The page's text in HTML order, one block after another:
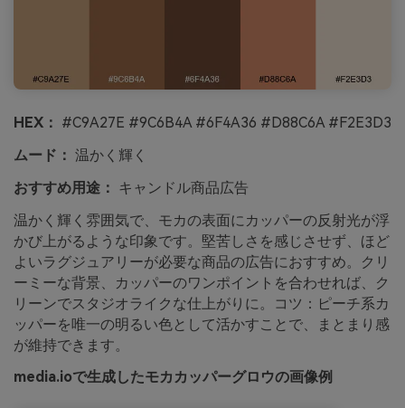
HEX： #C9A27E #9C6B4A #6F4A36 #D88C6A #F2E3D3
ムード： 温かく輝く
おすすめ用途： キャンドル商品広告
温かく輝く雰囲気で、モカの表面にカッパーの反射光が浮
かび上がるような印象です。堅苦しさを感じさせず、ほど
よいラグジュアリーが必要な商品の広告におすすめ。クリ
ーミーな背景、カッパーのワンポイントを合わせれば、ク
リーンでスタジオライクな仕上がりに。コツ：ピーチ系カ
ッパーを唯一の明るい色として活かすことで、まとまり感
が維持できます。
media.ioで生成したモカカッパーグロウの画像例